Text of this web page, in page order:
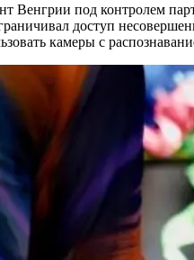
Венгрии под контролем
доступ
камеры с